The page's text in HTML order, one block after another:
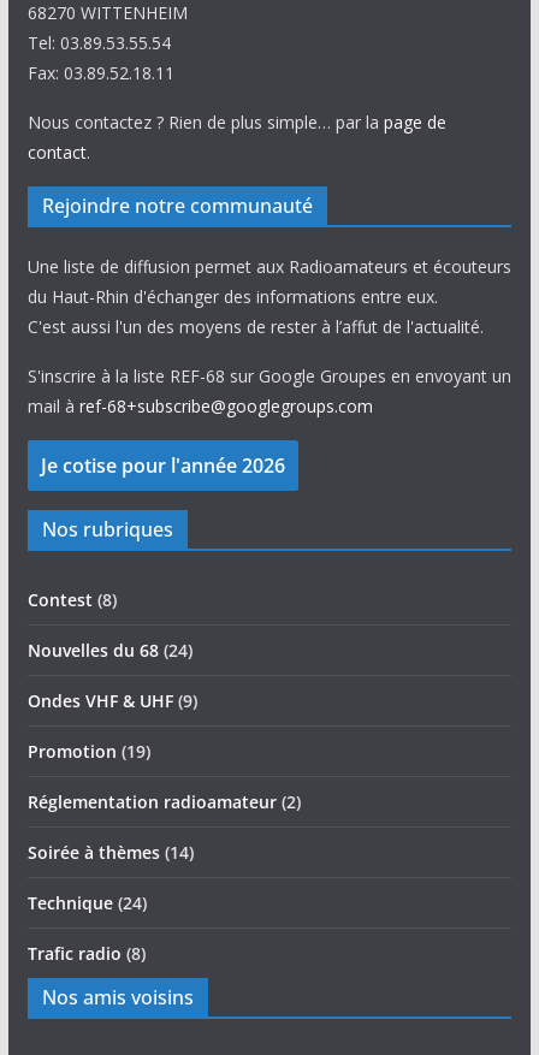
68270 WITTENHEIM
Tel: 03.89.53.55.54
Fax: 03.89.52.18.11
Nous contactez ? Rien de plus simple… par la page de
contact.
Rejoindre notre communauté
Une liste de diffusion permet aux Radioamateurs et écouteurs
du Haut-Rhin d'échanger des informations entre eux.
C'est aussi l'un des moyens de rester à l’affut de l'actualité.
S'inscrire à la liste REF-68 sur Google Groupes en envoyant un
mail à ref-68+subscribe@googlegroups.com
Nos rubriques
Contest (8)
Nouvelles du 68(24)
Ondes VHF & UHF(9)
Promotion (19)
Réglementation radioamateur(2)
Soirée à thèmes(14)
Technique(24)
Trafic radio (8)
Nos amis voisins